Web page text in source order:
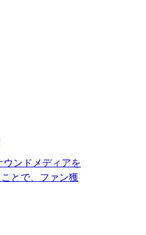
ウンドメディアを
とで、ファン獲